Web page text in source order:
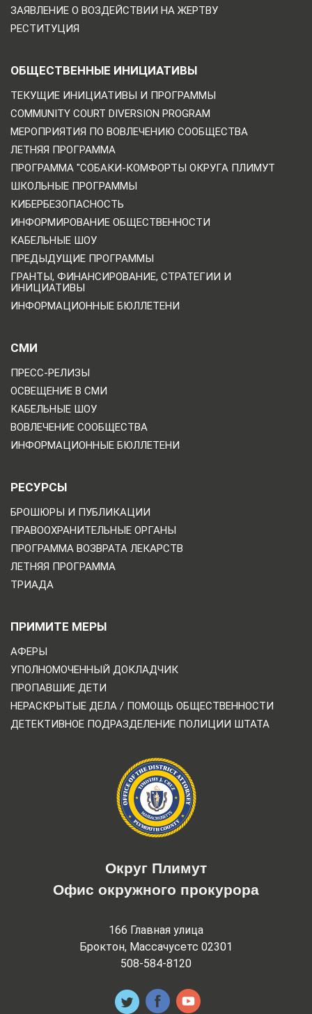
ЗАЯВЛЕНИЕ О ВОЗДЕЙСТВИИ НА ЖЕРТВУ
РЕСТИТУЦИЯ
ОБЩЕСТВЕННЫЕ ИНИЦИАТИВЫ
ТЕКУЩИЕ ИНИЦИАТИВЫ И ПРОГРАММЫ
COMMUNITY COURT DIVERSION PROGRAM
МЕРОПРИЯТИЯ ПО ВОВЛЕЧЕНИЮ СООБЩЕСТВА
ЛЕТНЯЯ ПРОГРАММА
ПРОГРАММА "СОБАКИ-КОМФОРТЫ ОКРУГА ПЛИМУТ
ШКОЛЬНЫЕ ПРОГРАММЫ
КИБЕРБЕЗОПАСНОСТЬ
ИНФОРМИРОВАНИЕ ОБЩЕСТВЕННОСТИ
КАБЕЛЬНЫЕ ШОУ
ПРЕДЫДУЩИЕ ПРОГРАММЫ
ГРАНТЫ, ФИНАНСИРОВАНИЕ, СТРАТЕГИИ И
ИНИЦИАТИВЫ
ИНФОРМАЦИОННЫЕ БЮЛЛЕТЕНИ
СМИ
ПРЕСС-РЕЛИЗЫ
ОСВЕЩЕНИЕ В СМИ
КАБЕЛЬНЫЕ ШОУ
ВОВЛЕЧЕНИЕ СООБЩЕСТВА
ИНФОРМАЦИОННЫЕ БЮЛЛЕТЕНИ
РЕСУРСЫ
БРОШЮРЫ И ПУБЛИКАЦИИ
ПРАВООХРАНИТЕЛЬНЫЕ ОРГАНЫ
ПРОГРАММА ВОЗВРАТА ЛЕКАРСТВ
ЛЕТНЯЯ ПРОГРАММА
ТРИАДА
ПРИМИТЕ МЕРЫ
АФЕРЫ
УПОЛНОМОЧЕННЫЙ ДОКЛАДЧИК
ПРОПАВШИЕ ДЕТИ
НЕРАСКРЫТЫЕ ДЕЛА / ПОМОЩЬ ОБЩЕСТВЕННОСТИ
ДЕТЕКТИВНОЕ ПОДРАЗДЕЛЕНИЕ ПОЛИЦИИ ШТАТА
Округ Плимут
Офис окружного прокурора
166 Главная улица
Броктон, Массачусетс 02301
508-584-8120